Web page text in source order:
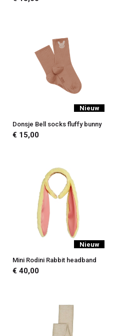
Nieuw
Donsje Bell socks fluffy bunny
€ 15,00
Nieuw
Mini Rodini Rabbit headband
€ 40,00